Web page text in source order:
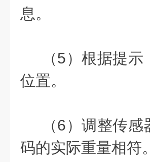
息。
（5）根据提示
位置。
（6）调整传感
码的实际重量相符。